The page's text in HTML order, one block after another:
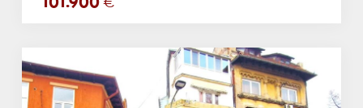
101.900 €